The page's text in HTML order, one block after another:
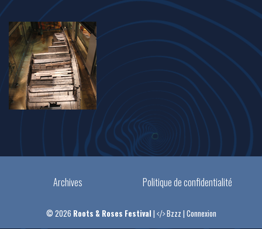
Archives Politique de confidentialité
© 2026 Roots & Roses Festival | Bzzz | Connexion